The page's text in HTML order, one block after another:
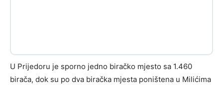
U Prijedoru je sporno jedno biračko mjesto sa 1.460
birača, dok su po dva biračka mjesta poništena u Milićima